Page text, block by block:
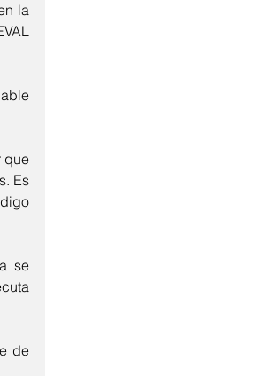
la
que
Es
se
de